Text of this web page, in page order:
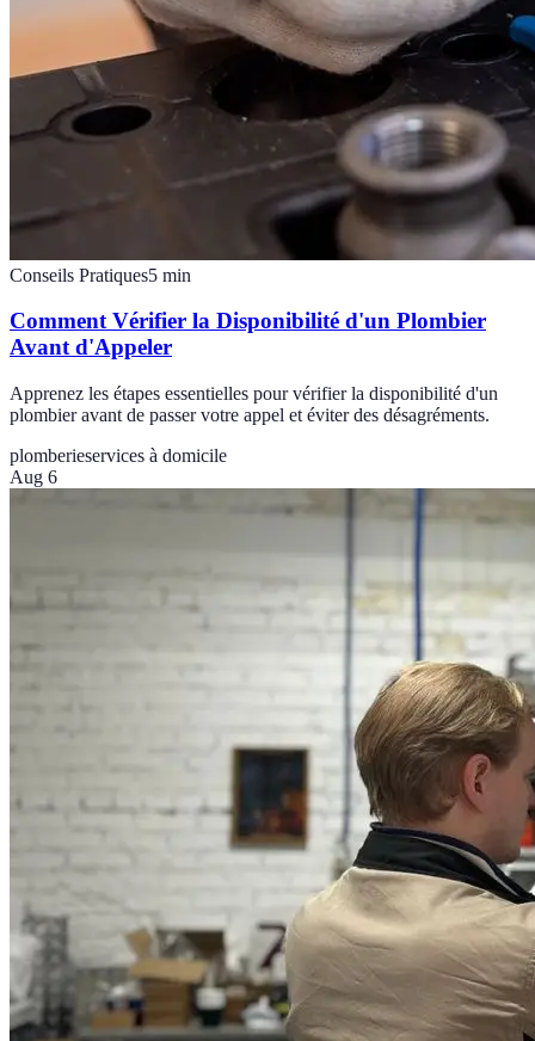
Conseils Pratiques5 min
Comment Vérifier la Disponibilité d'un Plombier
Avant d'Appeler
Apprenez les étapes essentielles pour vérifier la disponibilité d'un
plombier avant de passer votre appel et éviter des désagréments.
plomberieservices à domicile
Aug 6